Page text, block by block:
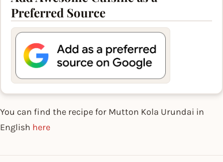
Preferred Source
You can find the recipe for Mutton Kola Urundai in
English here